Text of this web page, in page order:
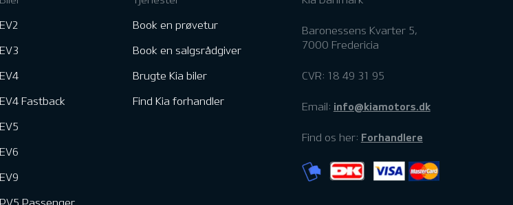
EV2
EV3
EV4
EV4 Fastback
EV5
EV6
EV9
PV5 Passenger
Book en prøvetur
Book en salgsrådgiver
Brugte Kia biler
Find Kia forhandler
Baronessens Kvarter 5,
7000 Fredericia
CVR: 18 49 31 95
Email: info@kiamotors.dk
Find os her: Forhandlere